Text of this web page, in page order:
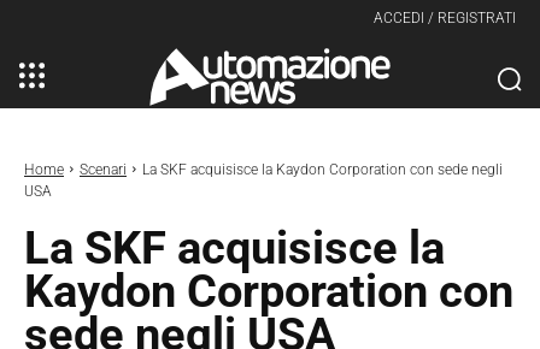
ACCEDI / REGISTRATI
Home Scenari
La SKF acquisisce la Kaydon Corporation con sede negli
USA
La SKF acquisisce la
Kaydon Corporation con
sede negli USA